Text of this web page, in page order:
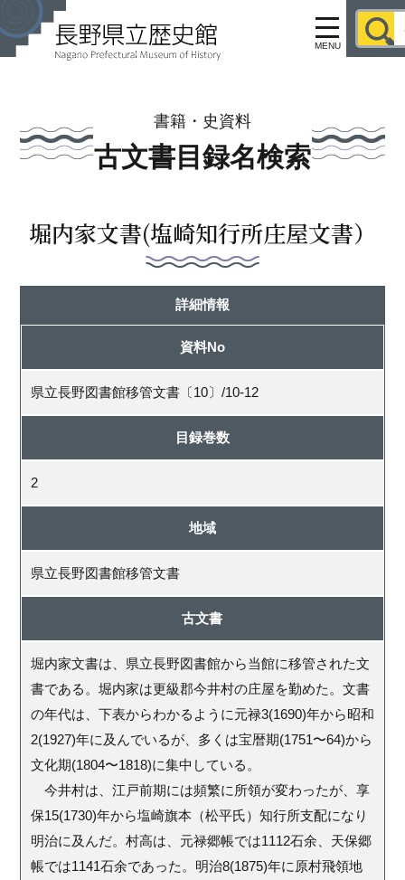
MENU
書籍・史資料
古文書目録名検索
堀内家文書(塩崎知行所庄屋文書）
詳細情報
資料No
県立長野図書館移管文書〔10〕/10-12
目録巻数
2
地域
県立長野図書館移管文書
古文書
堀内家文書は、県立長野図書館から当館に移管された文
書である。堀内家は更級郡今井村の庄屋を勤めた。文書
の年代は、下表からわかるように元禄3(1690)年から昭和
2(1927)年に及んでいるが、多くは宝暦期(1751〜64)から
文化期(1804〜1818)に集中している。
今井村は、江戸前期には頻繁に所領が変わったが、享
保15(1730)年から塩崎旗本（松平氏）知行所支配になり
明治に及んだ。村高は、元禄郷帳では1112石余、天保郷
帳では1141石余であった。明治8(1875)年に原村飛領地